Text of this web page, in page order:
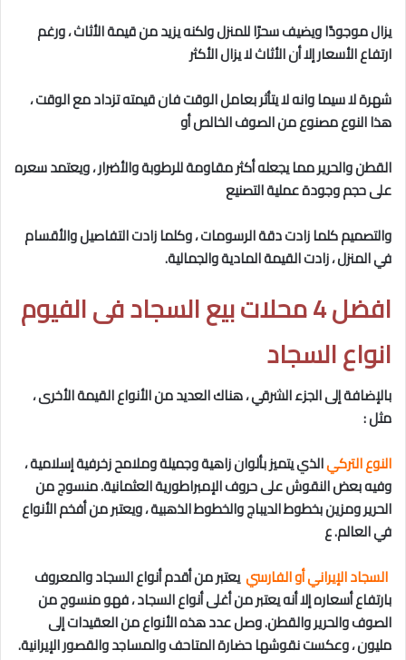
يزال موجودًا ويضيف سحرًا للمنزل ولكنه يزيد من قيمة الأثاث ، ورغم
ارتفاع الأسعار إلا أن الأثاث لا يزال الأكثر
شهرة لا سيما وانه لا يتأثر بعامل الوقت فان قيمته تزداد مع الوقت ،
هذا النوع مصنوع من الصوف الخالص أو
القطن والحرير مما يجعله أكثر مقاومة للرطوبة والأضرار ، ويعتمد سعره
على حجم وجودة عملية التصنيع
والتصميم كلما زادت دقة الرسومات ، وكلما زادت التفاصيل والأقسام
في المنزل ، زادت القيمة المادية والجمالية.
افضل 4 محلات بيع السجاد فى الفيوم
انواع السجاد
بالإضافة إلى الجزء الشرقي ، هناك العديد من الأنواع القيمة الأخرى ،
مثل :
النوع التركيالذي يتميز بألوان زاهية وجميلة وملامح زخرفية إسلامية ،
وفيه بعض النقوش على حروف الإمبراطورية العثمانية. منسوج من
الحرير ومزين بخطوط الديباج والخطوط الذهبية ، ويعتبر من أفخم الأنواع
في العالم. ع
السجاد الإيراني أوالفارسييعتبر من أقدم أنواع السجاد والمعروف
بارتفاع أسعاره إلا أنه يعتبر من أغلى أنواع السجاد ، فهو منسوج من
الصوف والحرير والقطن. وصل عدد هذه الأنواع من العقيدات إلى
مليون ، وعكستنقوشها حضارة المتاحف والمساجد والقصور الإيرانية.